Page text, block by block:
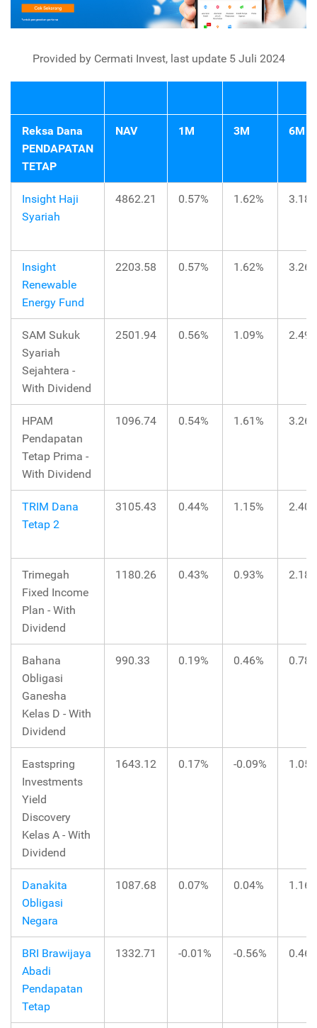
Provided by Cermati Invest, last update 5 Juli 2024
Reksa Dana
PENDAPATAN
TETAP
NAV 1M 3M 6M
Insight Haji
Syariah
4862.21 0.57% 1.62%
Insight
Renewable
Energy Fund
2203.58 0.57% 1.62%
SAM Sukuk
Syariah
Sejahtera -
With Dividend
2501.94 0.56% 1.09%
HPAM
Pendapatan
Tetap Prima -
With Dividend
1096.74 0.54% 1.61%
TRIM Dana
Tetap 2
3105.43 0.44% 1.15%
Trimegah
Fixed Income
Plan - With
Dividend
1180.26 0.43% 0.93%
Bahana
Obligasi
Ganesha
Kelas D - With
Dividend
990.33 0.19% 0.46%
Eastspring
Investments
Yield
Discovery
Kelas A - With
Dividend
1643.12 0.17% -0.09%
Danakita
Obligasi
Negara
1087.68 0.07% 0.04%
BRI Brawijaya
Abadi
Pendapatan
Tetap
1332.71 -0.01% -0.56%